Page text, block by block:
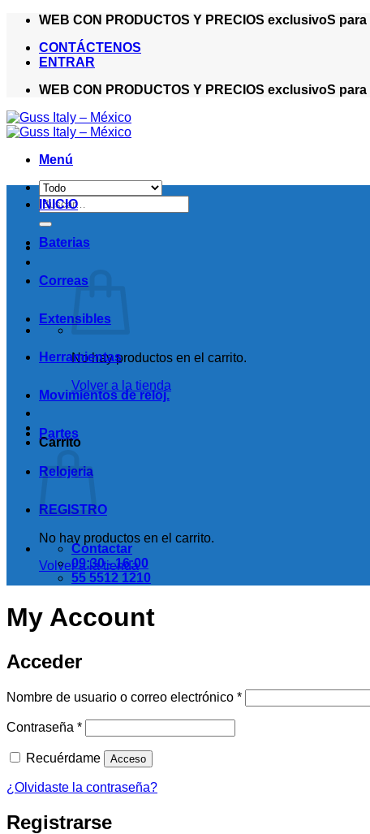
Saltar
contenido
WEB CON PRODUCTOS Y PRECIOS exclusivoS
CONTÁCTENOS
ENTRAR
WEB CON PRODUCTOS Y PRECIOS exclusivoS
Menú
Buscar
por:
No hay productos en el carrito.
Volver a la tienda
Carrito
No hay productos en el carrito.
Volver a la tienda
INICIO
Baterias
Correas
Extensibles
Herramientas
Movimientos de reloj.
Partes
Relojeria
REGISTRO
Contactar
09:30 - 16:00
55 5512 1210
My Account
Acceder
Nombre de usuario o correo electrónico *Obligatorio
Contraseña *Obligatorio
Recuérdame Acceso
¿Olvidaste la contraseña?
Registrarse